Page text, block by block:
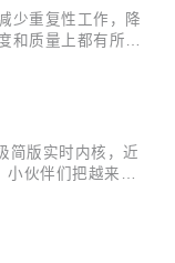
了重构，这也是携
完成的； ● 内核部
少重复性工作，降
和质量上都有所提
要配合其它工具
解决大家的这些
磨，推出了 RT-T
家告别 ENV，能
简版实时内核，近
伙伴们把越来越
。 Nano版本 VS.